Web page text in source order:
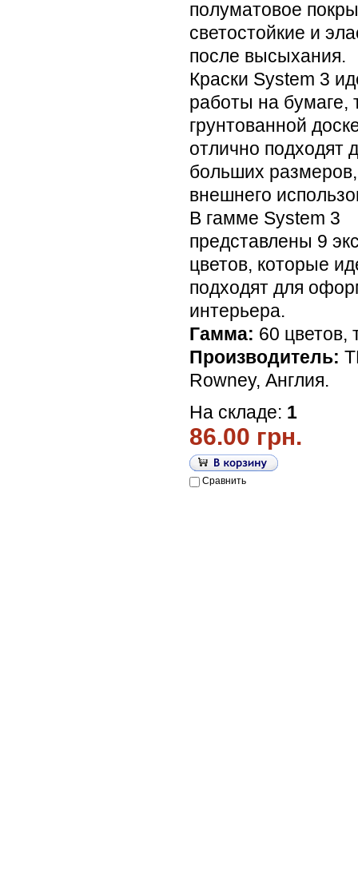
полуматовое
светостойкие и
после высыхания.
Краски System 3
работы на бумаге,
грунтованной
отлично подходят
больших
внешнего
В гамме System 3
представлены 9
цветов, которые
подходят для
интерьера.
Гамма: 60 цветов,
Производитель:
Rowney, Англия.
На складе: 1
86.00 грн.
Сравнить